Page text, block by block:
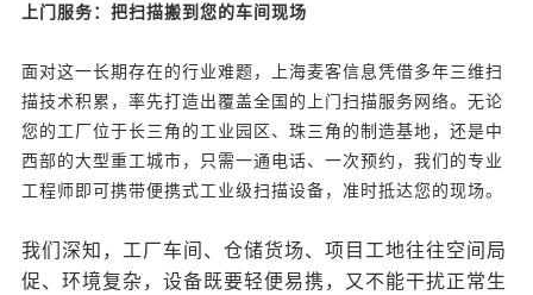
上门服务：把扫描搬到您的车间现场
面对这一长期存在的行业难题， 上海麦客信息凭借多年三维扫
描技术积累，率先打造出覆盖全国的上门扫描服务网络。无论
您的工厂位于长三角的工业园区、珠三角的制造基地，还是中
西部的大型重工城市，只需一通电话、一次预约，我们的专业
工程师即可携带便携式工业级扫描设备，准时抵达您的现场。
我们深知，工厂车间、仓储货场、项目工地往往空间局
促、环境复杂，设备既要轻便易携，又不能干扰正常生